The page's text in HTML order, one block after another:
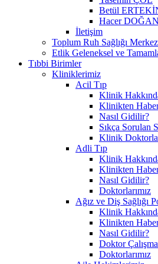
Betül
Hacer DOĞAN
İletişim
Toplum Ruh Sağlığı
Etlik Geleneksel ve
Tıbbi Birimler
Kliniklerimiz
Acil Tıp
Klinik
Klinikten
Nasıl Gidilir?
Sıkça Sorulan
Klinik
Adli Tıp
Klinik
Klinikten
Nasıl Gidilir?
Doktorlarımız
Ağız ve Diş Sağlığı
Klinik
Klinikten
Nasıl Gidilir?
Doktor
Doktorlarımız